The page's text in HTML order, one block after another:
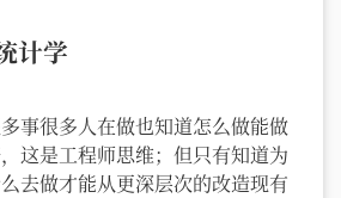
计学
事很多人在做也知道怎么做能做
这是工程师思维；但只有知道为
去做才能从更深层次的改造现有